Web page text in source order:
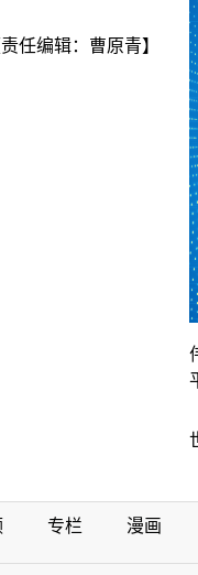
责任编辑：曹原青】
专栏 漫画